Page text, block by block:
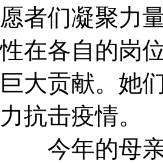
愿者们凝聚力
性在各自的岗
巨大贡献。她
力抗击疫情。
今年的母亲